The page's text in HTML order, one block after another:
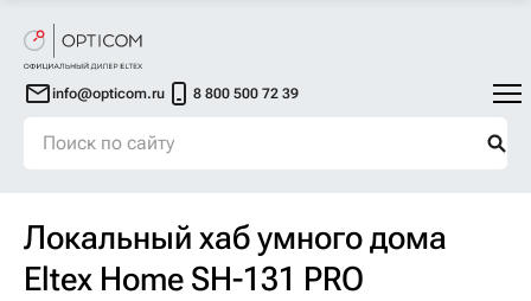
info@opticom.ru 8 800 500 72 39
Локальный хаб умного дома
Eltex Home SH-131 PRO